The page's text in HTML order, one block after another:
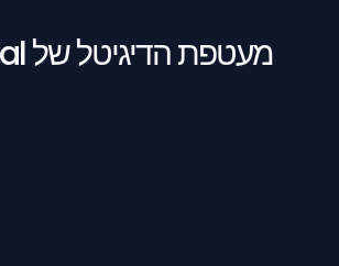
מעטפת הדיגיטל של Y digital